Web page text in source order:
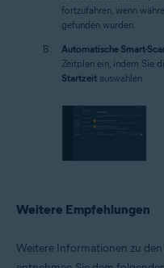
fortzufahren, wenn
gefunden wurden.
Automatische Smart-
Zeitplan ein, indem Sie
Startzeit auswählen.
Weitere Empfehlungen
Weitere Informationen zu